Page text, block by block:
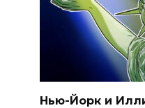
Нью-Йорк и